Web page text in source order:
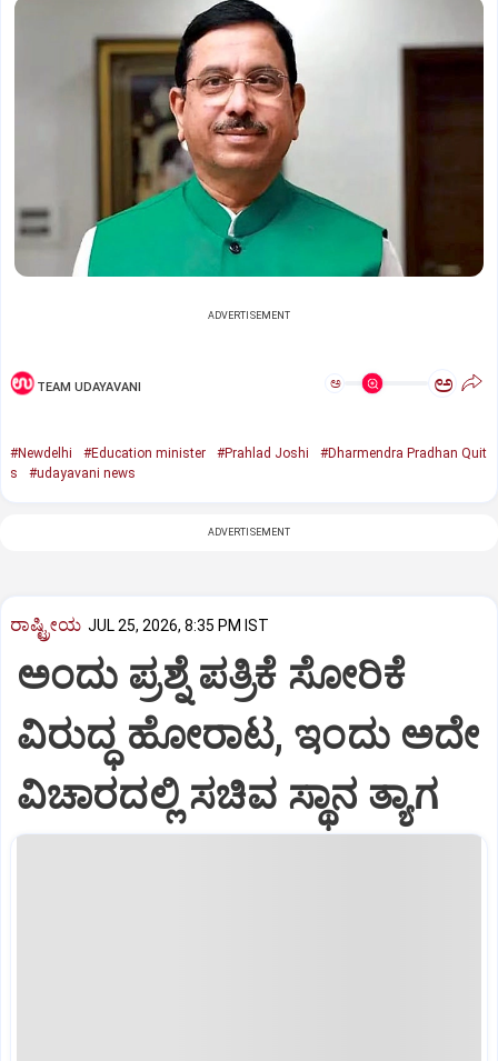
ADVERTISEMENT
TEAM UDAYAVANI ಅ ಅ
#Newdelhi #Education minister #Prahlad Joshi
#Dharmendra Pradhan Quit
s
#udayavani news
ADVERTISEMENT
ರಾಷ್ಟ್ರೀಯ JUL 25, 2026, 8:35 PM IST
ಅಂದು ಪ್ರಶ್ನೆ ಪತ್ರಿಕೆ ಸೋರಿಕೆ
ವಿರುದ್ಧ ಹೋರಾಟ, ಇಂದು ಅದೇ
ವಿಚಾರದಲ್ಲಿ ಸಚಿವ ಸ್ಥಾನ ತ್ಯಾಗ